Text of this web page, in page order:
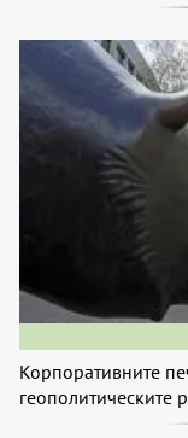
Корпоративните
геополитическите